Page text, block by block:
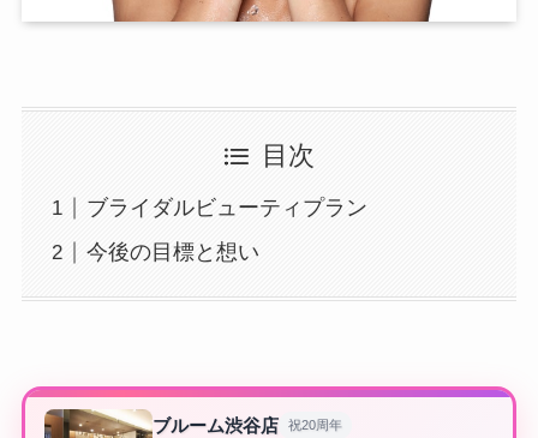
目次
ブライダルビューティプラン
今後の目標と想い
ブルーム渋谷店 祝20周年